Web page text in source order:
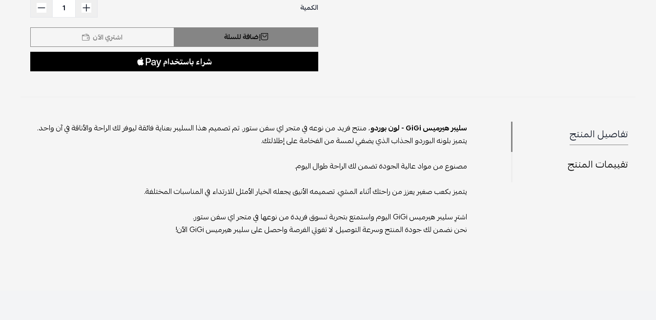
الكمية
إضافة للسلة اشتري الآن
تفاصيل المنتج
تقييمات المنتج
سليبر هيرميس GiGi - لون بوردو
، منتج فريد من نوعه في متجر اي سفن ستور. تم تصميم هذا السليبر بعناية فائقة ليوفر لك الراحة والأناقة في آن واحد.
يتميز بلونه البوردو الجذاب الذي يضفي لمسة من الفخامة على إطلالتك.
مصنوع من مواد عالية الجودة تضمن لك الراحة طوال اليوم.
يتميز بكعب صغير يعزز من راحتك أثناء المشي. تصميمه الأنيق يجعله الخيار الأمثل للارتداء في المناسبات المختلفة.
اشترِ سليبر هيرميس GiGi اليوم واستمتع بتجربة تسوق فريدة من نوعها في متجر اي سفن ستور.
نحن نضمن لك جودة المنتج وسرعة التوصيل. لا تفوتي الفرصة واحصل على سليبر هيرميس GiGi الآن!